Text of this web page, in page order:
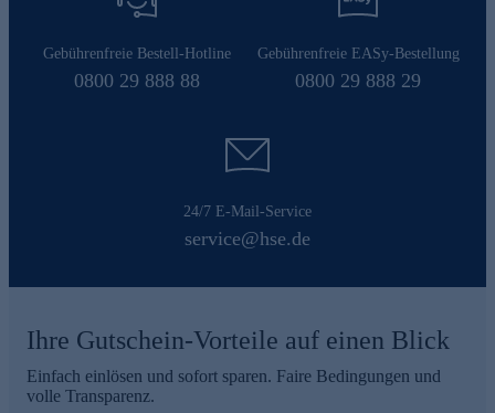
Gebührenfreie Bestell-Hotline
0800 29 888 88
Gebührenfreie EASy-Bestellung
0800 29 888 29
24/7 E-Mail-Service
service@hse.de
Ihre Gutschein-Vorteile auf einen Blick
Einfach einlösen und sofort sparen. Faire Bedingungen und
volle Transparenz.